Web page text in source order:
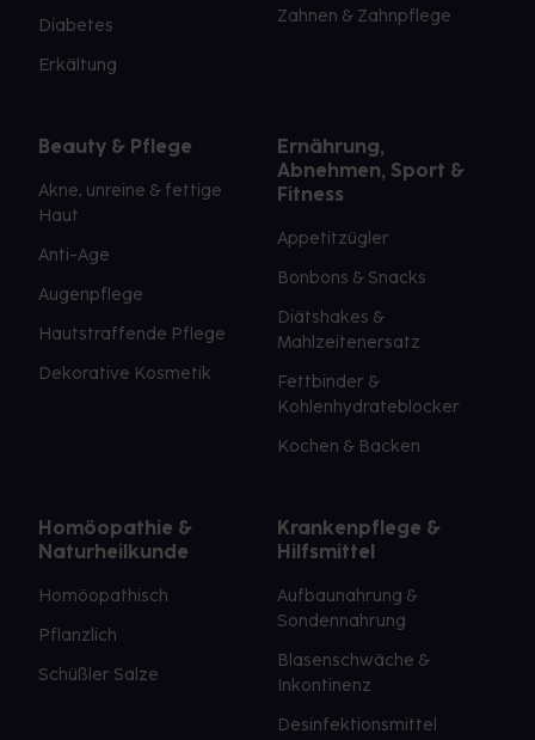
Diabetes
Erkältung
Zahnen & Zahnpflege
Beauty & Pflege
Akne, unreine & fettige
Haut
Anti-Age
Augenpflege
Hautstraffende Pflege
Dekorative Kosmetik
Ernährung,
Abnehmen, Sport &
Fitness
Appetitzügler
Bonbons & Snacks
Diätshakes &
Mahlzeitenersatz
Fettbinder &
Kohlenhydrateblocker
Kochen & Backen
Homöopathie &
Naturheilkunde
Homöopathisch
Pflanzlich
Schüßler Salze
Krankenpflege &
Hilfsmittel
Aufbaunahrung &
Sondennahrung
Blasenschwäche &
Inkontinenz
Desinfektionsmittel